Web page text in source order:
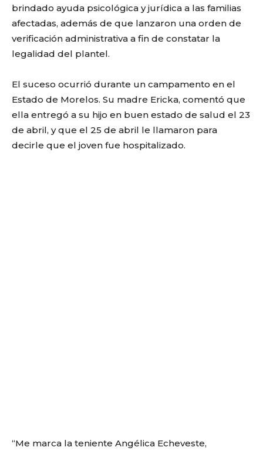
brindado ayuda psicológica y jurídica a las familias
afectadas, además de que lanzaron una orden de
verificación administrativa a fin de constatar la
legalidad del plantel.
El suceso ocurrió durante un campamento en el
Estado de Morelos. Su madre Ericka, comentó que
ella entregó a su hijo en buen estado de salud el 23
de abril, y que el 25 de abril le llamaron para
decirle que el joven fue hospitalizado.
“Me marca la teniente Angélica Echeveste,